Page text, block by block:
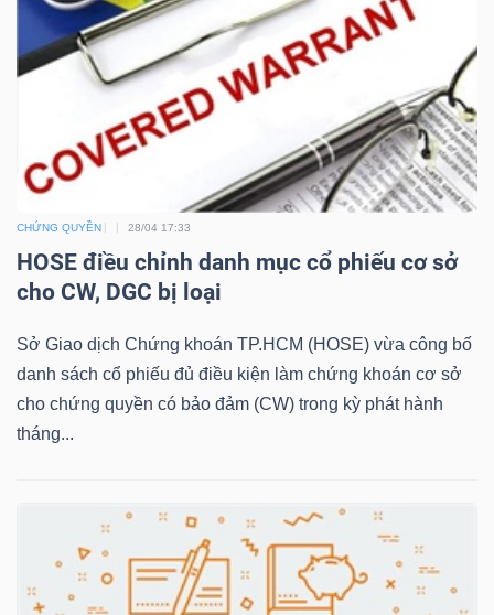
CHỨNG QUYỀN 28/04 17:33
HOSE điều chỉnh danh mục cổ phiếu cơ sở
cho CW, DGC bị loại
Sở Giao dịch Chứng khoán TP.HCM (HOSE) vừa công bố
danh sách cổ phiếu đủ điều kiện làm chứng khoán cơ sở
cho chứng quyền có bảo đảm (CW) trong kỳ phát hành
tháng...
BẤT
Mã
(-)
Lãnh
đạo
(-)
Tin
tức